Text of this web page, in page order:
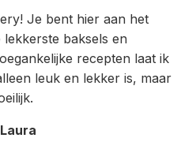
Je bent hier aan het
baksels en
recepten laat ik
leuk en lekker is, maar